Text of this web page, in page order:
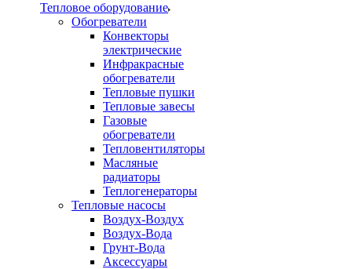
Тепловое оборудование
Обогреватели
Конвекторы
электрические
Инфракрасные
обогреватели
Тепловые пушки
Тепловые завесы
Газовые
обогреватели
Тепловентиляторы
Масляные
радиаторы
Теплогенераторы
Тепловые насосы
Воздух-Воздух
Воздух-Вода
Грунт-Вода
Аксессуары